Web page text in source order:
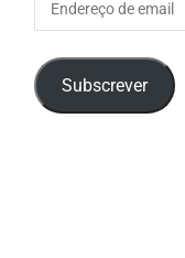
Subscrever